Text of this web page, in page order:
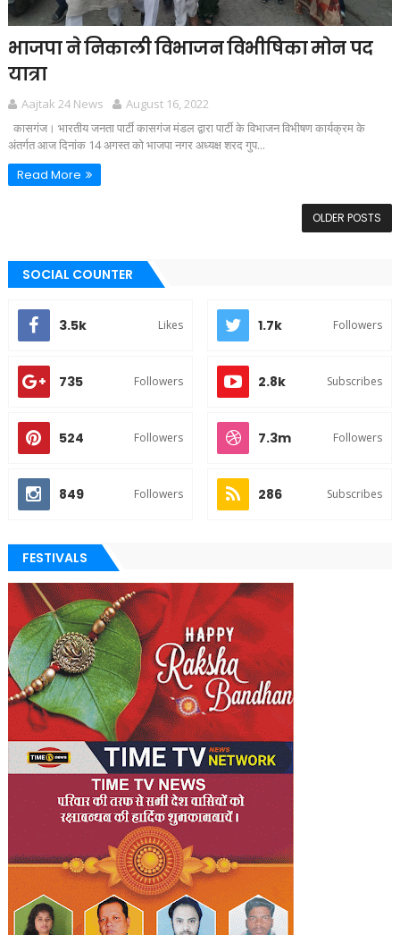
भाजपा ने निकाली विभाजन विभीषिका मोन पद
यात्रा
Aajtak 24 News
August 16, 2022
कासगंज। भारतीय जनता पार्टी कासगंज मंडल द्वारा पार्टी के विभाजन विभीषण कार्यक्रम के
अंतर्गत आज दिनांक 14 अगस्त को भाजपा नगर अध्यक्ष शरद गुप...
Read More
OLDER POSTS
SOCIAL COUNTER
3.5k Likes 1.7k Followers
735 Followers 2.8k Subscribes
524 Followers 7.3m Followers
849 Followers 286 Subscribes
FESTIVALS